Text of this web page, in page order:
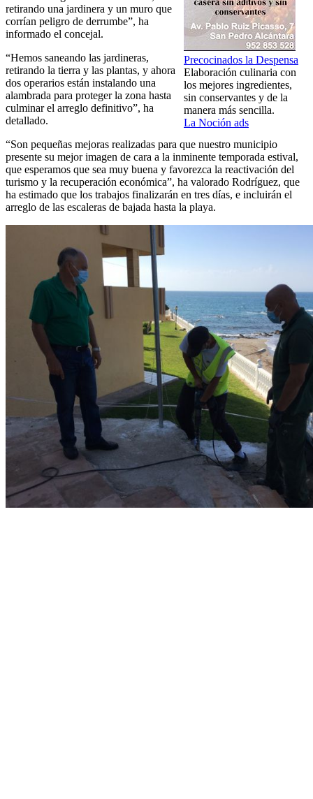
Precocinados la Despensa
Elaboración culinaria con
los mejores ingredientes,
sin conservantes y de la
manera más sencilla.
La Noción ads
retirando una jardinera y un muro que
corrían peligro de derrumbe”, ha
informado el concejal.
“Hemos saneando las jardineras,
retirando la tierra y las plantas, y ahora
dos operarios están instalando una
alambrada para proteger la zona hasta
culminar el arreglo definitivo”, ha
detallado.
“Son pequeñas mejoras realizadas para que nuestro municipio
presente su mejor imagen de cara a la inminente temporada estival,
que esperamos que sea muy buena y favorezca la reactivación del
turismo y la recuperación económica”, ha valorado Rodríguez, que
ha estimado que los trabajos finalizarán en tres días, e incluirán el
arreglo de las escaleras de bajada hasta la playa.